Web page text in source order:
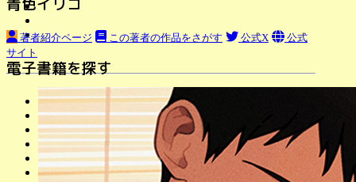
電子書籍を探す
著者紹介ページ この著者の作品をさがす 公式X
公式
サイト